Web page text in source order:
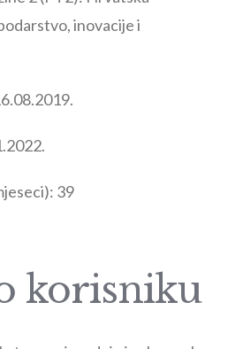
inovacije i
39
korisniku